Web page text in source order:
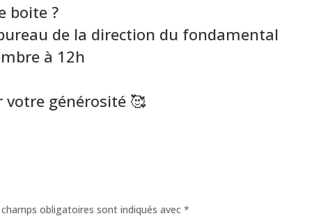
boite ?
de la direction du fondamental
à 12h
votre générosité 🥰
champs obligatoires sont indiqués avec*